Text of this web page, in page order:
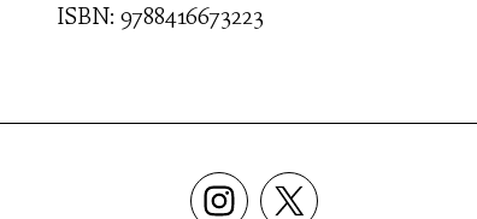
ISBN: 9788416673223